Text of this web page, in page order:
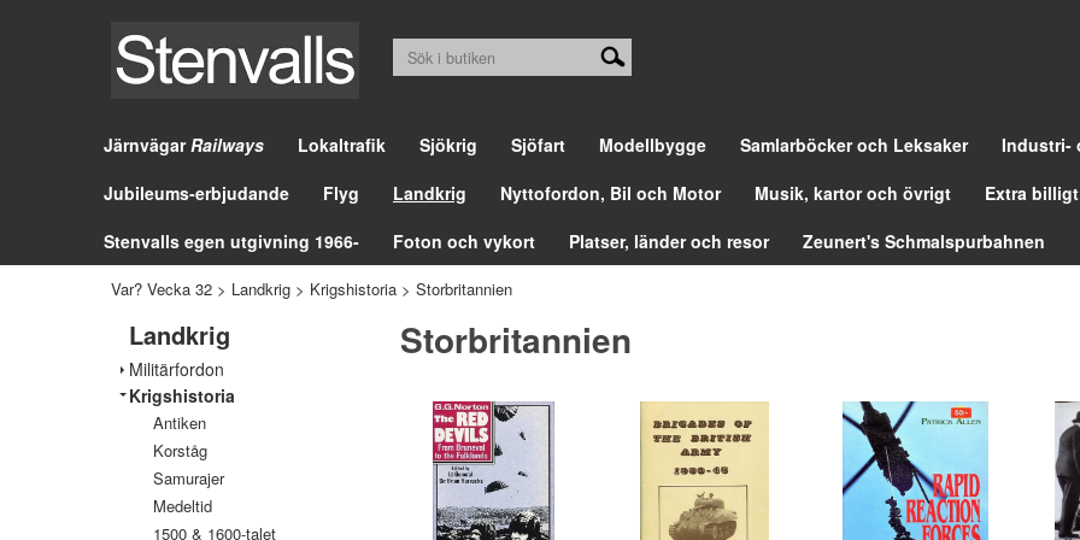
JärnvägarRailways Lokaltrafik Sjökrig Sjöfart Modellbygge Samlarböcker och Leksaker
Industri-
Jubileums-erbjudande
Flyg Landkrig Nyttofordon, Bil och Motor Musik, kartor och övrigt
Extra
Stenvalls egen utgivning 1966-
Foton och vykort Platser, länder och resor Zeunert's Schmalspurbahnen
Var? Vecka 32 > Landkrig > Krigshistoria > Storbritannien
Landkrig
Militärfordon
Krigshistoria
Antiken
Korståg
Samurajer
Medeltid
1500 & 1600-talet
Storbritannien